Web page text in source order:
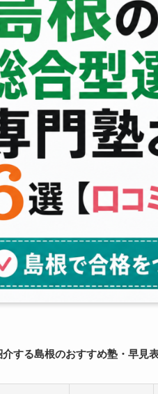
介する島根のおすすめ塾・早見